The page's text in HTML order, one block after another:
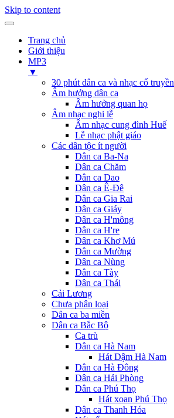
Skip to content
Trang chủ
Giới thiệu
MP3
▼
30 phút dân ca và nhạc cổ truyền
Âm hưởng dân ca
Âm hưởng quan họ
Âm nhạc nghi lễ
Âm nhạc cung đình Huế
Lễ nhạc phật giáo
Các dân tộc ít người
Dân ca Ba-Na
Dân ca Chăm
Dân ca Dao
Dân ca Ê-Đê
Dân ca Gia Rai
Dân ca Giáy
Dân ca H'mông
Dân ca H're
Dân ca Khơ Mú
Dân ca Mường
Dân ca Nùng
Dân ca Tày
Dân ca Thái
Cải Lương
Chưa phân loại
Dân ca ba miền
Dân ca Bắc Bộ
Ca trù
Dân ca Hà Nam
Hát Dậm Hà Nam
Dân ca Hà Đông
Dân ca Hải Phòng
Dân ca Phú Thọ
Hát xoan Phú Thọ
Dân ca Thanh Hóa